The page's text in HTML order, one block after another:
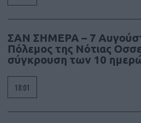
ΣΑΝ ΣΗΜΕΡΑ – 7
Πόλεμος της Νότιας
σύγκρουση των 10
18:01